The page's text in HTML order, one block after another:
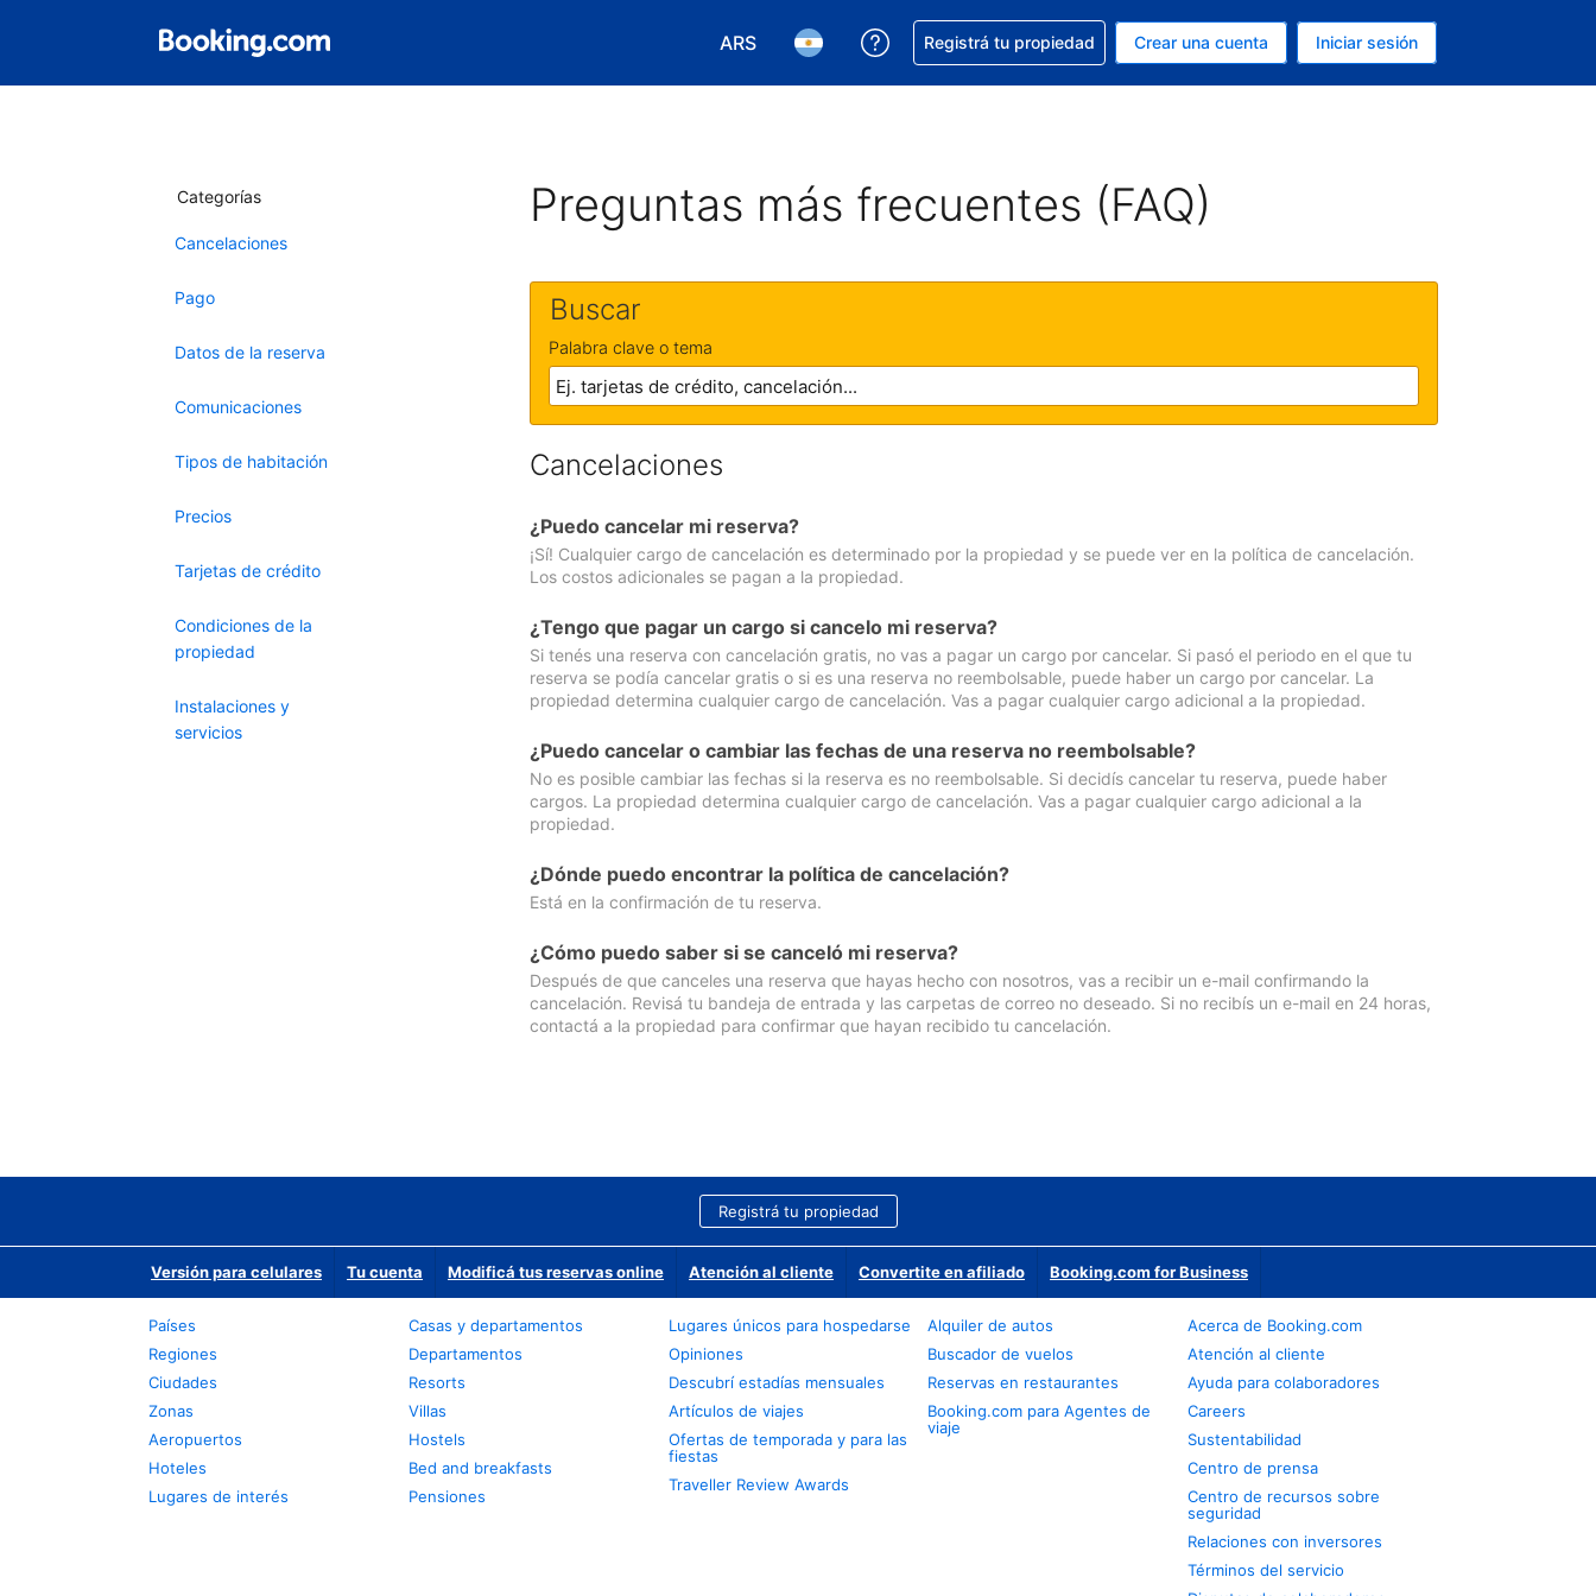
ARS
Elegir la moneda. Tu moneda actual es Peso argentino
Elegir el idioma. El idioma que estás usando es Español (Argentina)
Conseguí ayuda con tu reserva
Registrá tu propiedad Crear una cuenta Iniciar sesión
Categorías
Cancelaciones
Pago
Datos de la reserva
Comunicaciones
Tipos de habitación
Precios
Tarjetas de crédito
Condiciones de la
propiedad
Instalaciones y
servicios
Preguntas más frecuentes (FAQ)
Buscar
Palabra clave o tema
Cancelaciones
¿Puedo cancelar mi reserva?
¡Sí! Cualquier cargo de cancelación es determinado por la propiedad y se puede ver en la política de cancelación.
Los costos adicionales se pagan a la propiedad.
¿Tengo que pagar un cargo si cancelo mi reserva?
Si tenés una reserva con cancelación gratis, no vas a pagar un cargo por cancelar. Si pasó el periodo en el que tu
reserva se podía cancelar gratis o si es una reserva no reembolsable, puede haber un cargo por cancelar. La
propiedad determina cualquier cargo de cancelación. Vas a pagar cualquier cargo adicional a la propiedad.
¿Puedo cancelar o cambiar las fechas de una reserva no reembolsable?
No es posible cambiar las fechas si la reserva es no reembolsable. Si decidís cancelar tu reserva, puede haber
cargos. La propiedad determina cualquier cargo de cancelación. Vas a pagar cualquier cargo adicional a la
propiedad.
¿Dónde puedo encontrar la política de cancelación?
Está en la confirmación de tu reserva.
¿Cómo puedo saber si se canceló mi reserva?
Después de que canceles una reserva que hayas hecho con nosotros, vas a recibir un e-mail confirmando la
cancelación. Revisá tu bandeja de entrada y las carpetas de correo no deseado. Si no recibís un e-mail en 24 horas,
contactá a la propiedad para confirmar que hayan recibido tu cancelación.
Registrá tu propiedad
Versión para celulares Tu cuenta Modificá tus reservas online Atención al cliente Convertite en afiliado Booking.com for Business
Países
Regiones
Ciudades
Zonas
Aeropuertos
Hoteles
Lugares de interés
Casas y departamentos
Departamentos
Resorts
Villas
Hostels
Bed and breakfasts
Pensiones
Lugares únicos para hospedarse
Opiniones
Descubrí estadías mensuales
Artículos de viajes
Ofertas de temporada y para las
fiestas
Traveller Review Awards
Alquiler de autos
Buscador de vuelos
Reservas en restaurantes
Booking.com para Agentes de
viaje
Acerca de Booking.com
Atención al cliente
Ayuda para colaboradores
Careers
Sustentabilidad
Centro de prensa
Centro de recursos sobre
seguridad
Relaciones con inversores
Términos del servicio